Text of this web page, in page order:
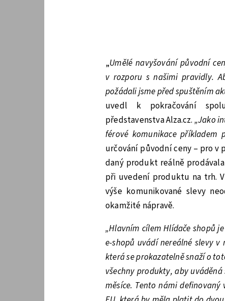
„Umělé navyšování původní
v rozporu s našimi pravidly.
požádali jsme před spuštěním
uvedl k pokračování
představenstva Alza.cz. „Jako
férové komunikace příkladem
určování původní ceny – pro v
daný produkt reálně
při uvedení produktu na trh.
výše komunikované slevy
okamžité nápravě.
„Hlavním cílem Hlídače shopů
e-shopů uvádí nereálné slevy
která se prokazatelně snaží o
všechny produkty, aby
měsíce. Tento námi